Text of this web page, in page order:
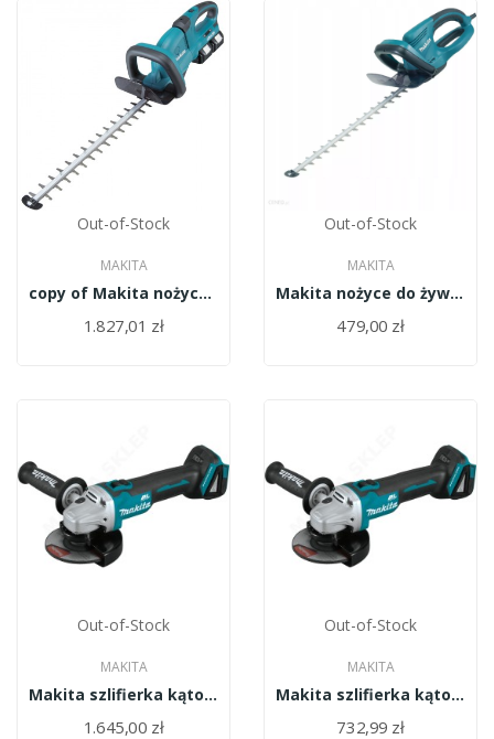
Out-of-Stock
MAKITA
copy of Makita nożyce do żywopłotu 550W...
1.827,01 zł
Out-of-Stock
MAKITA
Makita nożyce do żywopłotu 550W 55cm/UH5570/
479,00 zł
Out-of-Stock
MAKITA
Makita szlifierka kątowa 125mm 18V LI-ION...
1.645,00 zł
Out-of-Stock
MAKITA
Makita szlifierka kątowa 125mm 18V LI-ION...
732,99 zł